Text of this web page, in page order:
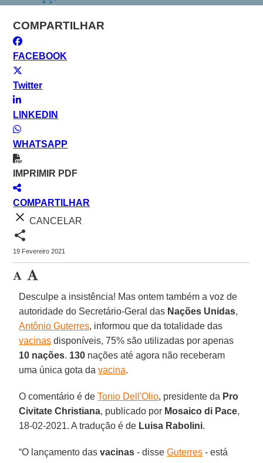
COMPARTILHAR
FACEBOOK
Twitter
LINKEDIN
WHATSAPP
IMPRIMIR PDF
COMPARTILHAR
close CANCELAR
share
19 Fevereiro 2021
Desculpe a insistência! Mas ontem também a voz de
autoridade do Secretário-Geral das Nações Unidas,
Antônio Guterres, informou que da totalidade das
vacinas disponíveis, 75% são utilizadas por apenas
10 nações. 130 nações até agora não receberam
uma única gota davacina.
O comentário é deTonio Dell'Olio, presidente da Pro
Civitate Christiana, publicado por Mosaico di Pace,
18-02-2021. A tradução é de Luisa Rabolini.
“O lançamento dasvacinas - disseGuterres - está